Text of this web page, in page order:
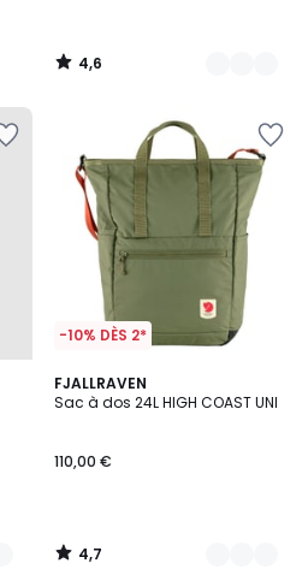
4,6
/
-10% DÈS 2*
FJALLRAVEN
Sac à dos 24L HIGH COAST UNI
110,00 €
4,7
/ 5
5
Couleurs
4,7
/